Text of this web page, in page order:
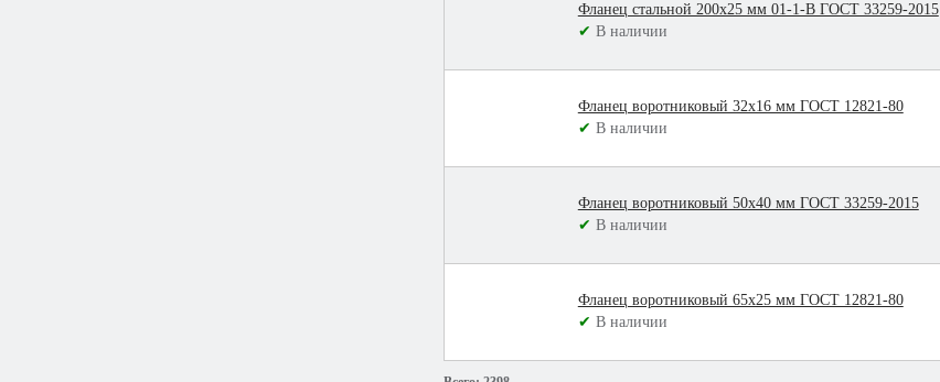
Фланец стальной 200х25 мм 01-1-В ГОСТ 33259-2015
✔ В наличии
Фланец воротниковый 32х16 мм ГОСТ 12821-80
✔ В наличии
Фланец воротниковый 50х40 мм ГОСТ 33259-2015
✔ В наличии
Фланец воротниковый 65х25 мм ГОСТ 12821-80
✔ В наличии